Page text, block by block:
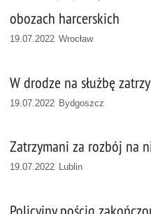
obozach harcerskich
19.07.2022 Wrocław
W drodze na służbę
19.07.2022 Bydgoszcz
Zatrzymani za rozbój na
19.07.2022 Lublin